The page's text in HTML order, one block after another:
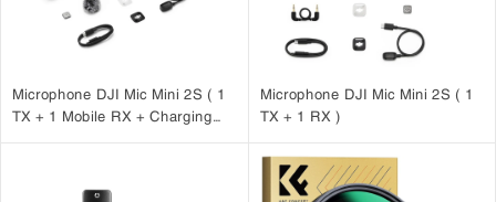
Microphone DJI Mic Mini 2S ( 1
TX + 1 Mobile RX + Charging
Microphone DJI Mic Mini 2S ( 1
TX + 1 RX )